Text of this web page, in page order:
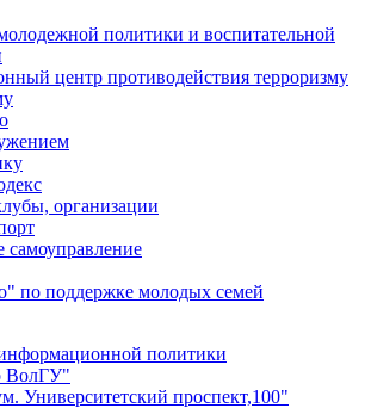
политики и воспитательной
центр противодействия терроризму
организации
самоуправление
по поддержке молодых семей
политики
ВолГУ"
Университетский проспект,100"